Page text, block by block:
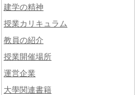
建学の精神
授業カリキュラム
教員の紹介
授業開催場所
運営企業
大學関連書籍